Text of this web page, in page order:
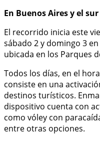
En Buenos Aires y el
El recorrido inicia este
sábado 2 y domingo 3
ubicada en los Parques
Todos los días, en el
consiste en una
destinos turísticos.
dispositivo cuenta con
como vóley con
entre otras opciones.